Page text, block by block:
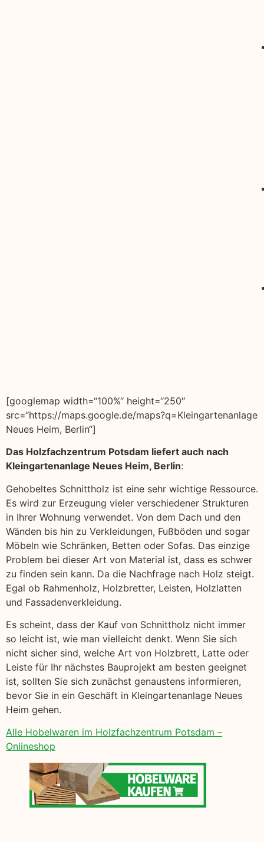
[googlemap width=“100%“ height=“250″
src=“https://maps.google.de/maps?q=Kleingartenanlage
Neues Heim, Berlin“]
Das Holzfachzentrum Potsdam liefert auch nach
Kleingartenanlage Neues Heim, Berlin:
Gehobeltes Schnittholz ist eine sehr wichtige Ressource.
Es wird zur Erzeugung vieler verschiedener Strukturen
in Ihrer Wohnung verwendet. Von dem Dach und den
Wänden bis hin zu Verkleidungen, Fußböden und sogar
Möbeln wie Schränken, Betten oder Sofas. Das einzige
Problem bei dieser Art von Material ist, dass es schwer
zu finden sein kann. Da die Nachfrage nach Holz steigt.
Egal ob Rahmenholz, Holzbretter, Leisten, Holzlatten
und Fassadenverkleidung.
Es scheint, dass der Kauf von Schnittholz nicht immer
so leicht ist, wie man vielleicht denkt. Wenn Sie sich
nicht sicher sind, welche Art von Holzbrett, Latte oder
Leiste für Ihr nächstes Bauprojekt am besten geeignet
ist, sollten Sie sich zunächst genaustens informieren,
bevor Sie in ein Geschäft in Kleingartenanlage Neues
Heim gehen.
Alle Hobelwaren im Holzfachzentrum Potsdam –
Onlineshop